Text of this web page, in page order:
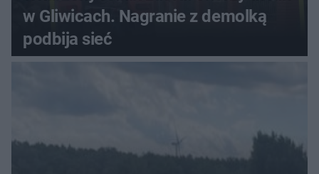
w Gliwicach. Nagranie z demolką
podbija sieć